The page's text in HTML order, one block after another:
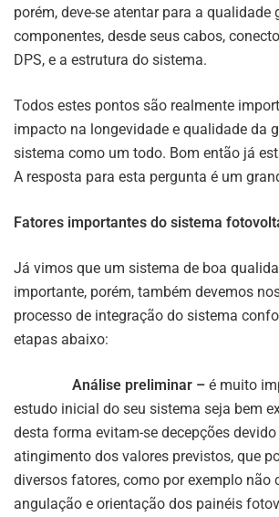
porém, deve-se atentar para a qualidade
componentes, desde seus cabos,
DPS, e a estrutura do sistema.
Todos estes pontos são realmente
impacto na longevidade e qualidade da
sistema como um todo. Bom então já
A resposta para esta pergunta é um
Fatores importantes do sistema
Já vimos que um sistema de boa
importante, porém, também devemos
processo de integração do sistema
etapas abaixo:
Análise preliminar – é muito
estudo inicial do seu sistema seja bem
desta forma evitam-se decepções
atingimento dos valores previstos, que
diversos fatores, como por exemplo não
angulação e orientação dos painéis